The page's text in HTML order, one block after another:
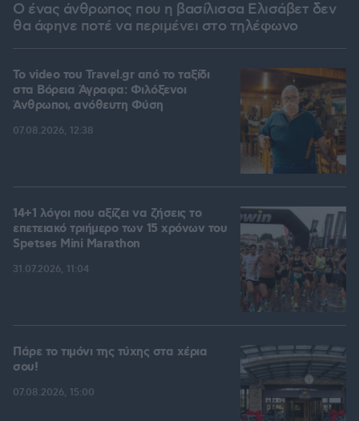
Ο ένας άνθρωπος που η βασίλισσα Ελισάβετ δεν
θα άφηνε ποτέ να περιμένει στο τηλέφωνο
To video του Travel.gr από το ταξίδι
στα Βόρεια Άγραφα: Φιλόξενοι
Άνθρωποι, ανόθευτη Φύση
07.08.2026, 12:38
14+1 λόγοι που αξίζει να ζήσεις το
επετειακό τριήμερο των 15 χρόνων του
Spetses Mini Marathon
31.07.2026, 11:04
Πάρε το τιμόνι της τύχης στα χέρια
σου!
07.08.2026, 15:00